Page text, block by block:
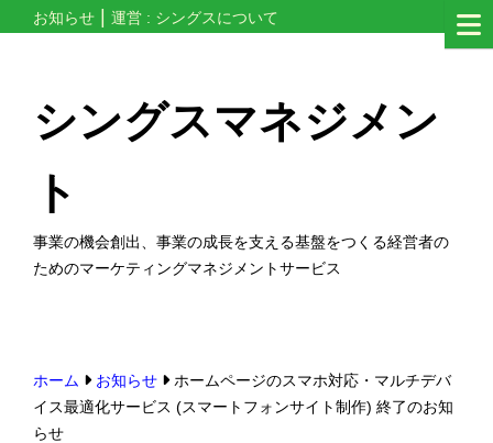
お知らせ 運営 : シングスについて
シングスマネジメン
ト
事業の機会創出、事業の成長を支える基盤をつくる経営者の
ためのマーケティングマネジメントサービス
ホーム お知らせ
ホームページのスマホ対応・マルチデバ
イス最適化サービス (スマートフォンサイト制作) 終了のお知
らせ